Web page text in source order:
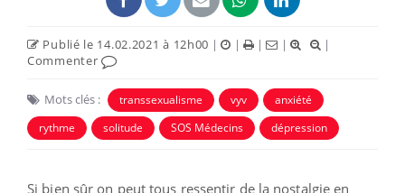
Publié le 14.02.2021 à 12h00 | | | |
|
Commenter
Mots clés : transsexualisme vyv
anxiété
rythme
solitude SOS Médecins dépression
Si bien sûr on peut tous ressentir de la nostalgie en